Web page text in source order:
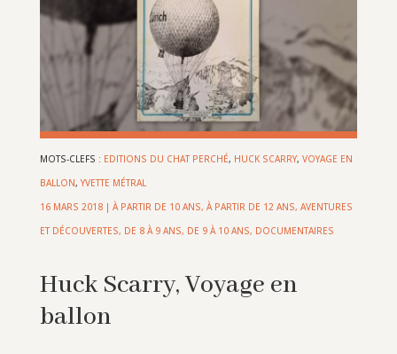
MOTS-CLEFS : EDITIONS DU CHAT PERCHÉ, HUCK SCARRY, VOYAGE EN
BALLON,YVETTE MÉTRAL
16 MARS 2018| À PARTIR DE 10 ANS, À PARTIR DE 12 ANS, AVENTURES
ET DÉCOUVERTES, DE 8 À 9 ANS, DE 9 À 10 ANS, DOCUMENTAIRES
Huck Scarry, Voyage en
ballon